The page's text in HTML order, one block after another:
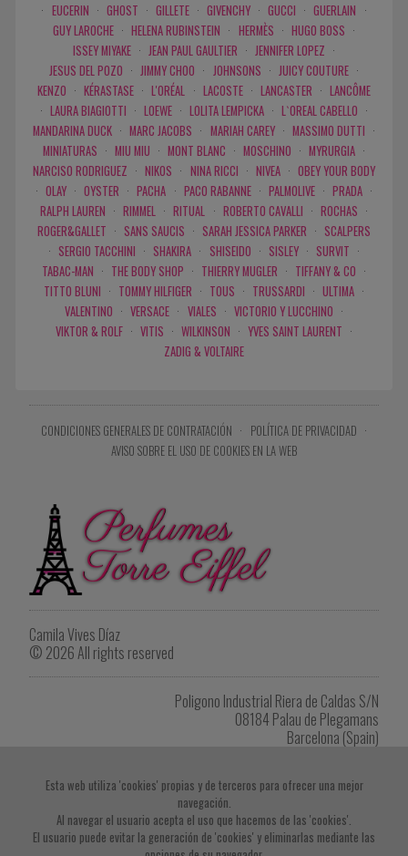
· EUCERIN · GHOST · GILLETE · GIVENCHY · GUCCI · GUERLAIN ·
GUY LAROCHE · HELENA RUBINSTEIN · HERMÈS · HUGO BOSS ·
ISSEY MIYAKE · JEAN PAUL GAULTIER · JENNIFER LOPEZ ·
JESUS DEL POZO · JIMMY CHOO · JOHNSONS · JUICY COUTURE ·
KENZO · KÉRASTASE · L'ORÉAL · LACOSTE · LANCASTER · LANCÔME
· LAURA BIAGIOTTI · LOEWE · LOLITA LEMPICKA · L`OREAL CABELLO ·
MANDARINA DUCK · MARC JACOBS · MARIAH CAREY · MASSIMO DUTTI ·
MINIATURAS · MIU MIU · MONT BLANC · MOSCHINO · MYRURGIA ·
NARCISO RODRIGUEZ · NIKOS · NINA RICCI · NIVEA · OBEY YOUR BODY
· OLAY · OYSTER · PACHA · PACO RABANNE · PALMOLIVE · PRADA ·
RALPH LAUREN · RIMMEL · RITUAL · ROBERTO CAVALLI · ROCHAS ·
ROGER&GALLET · SANS SAUCIS · SARAH JESSICA PARKER · SCALPERS
· SERGIO TACCHINI · SHAKIRA · SHISEIDO · SISLEY · SURVIT ·
TABAC-MAN · THE BODY SHOP · THIERRY MUGLER · TIFFANY & CO ·
TITTO BLUNI · TOMMY HILFIGER · TOUS · TRUSSARDI · ULTIMA ·
VALENTINO · VERSACE · VIALES · VICTORIO Y LUCCHINO ·
VIKTOR & ROLF · VITIS · WILKINSON · YVES SAINT LAURENT ·
ZADIG & VOLTAIRE
CONDICIONES GENERALES DE CONTRATACIÓN · POLÍTICA DE PRIVACIDAD ·
AVISO SOBRE EL USO DE COOKIES EN LA WEB
Camila Vives Díaz
© 2026 All rights reserved
Poligono Industrial Riera de Caldas S/N
08184 Palau de Plegamans
Barcelona (Spain)
Imprimir listado de productos
Esta web utiliza 'cookies' propias y de terceros para ofrecer una mejor
navegación.
Al navegar el usuario acepta el uso que hacemos de las 'cookies'.
El usuario puede evitar la generación de 'cookies' y eliminarlas mediante las